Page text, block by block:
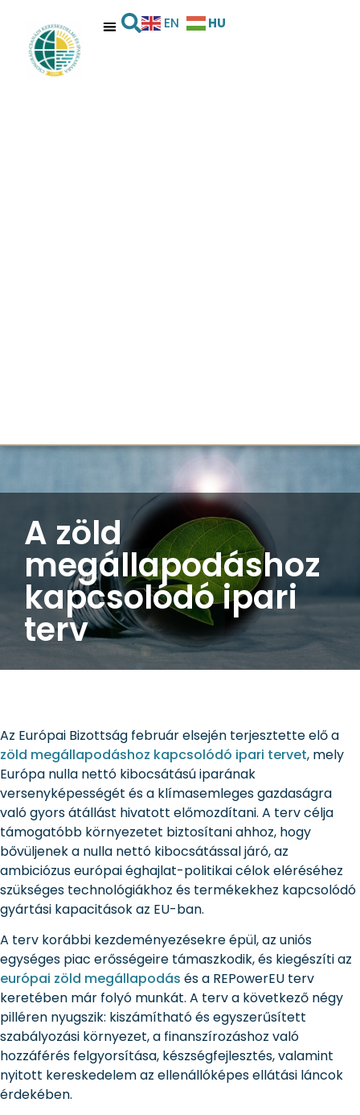
EN HU
A zöld
megállapodáshoz
kapcsolódó ipari
terv
Az Európai Bizottság február elsején terjesztette elő a
zöld megállapodáshoz kapcsolódó ipari tervet, mely
Európa nulla nettó kibocsátású iparának
versenyképességét és a klímasemleges gazdaságra
való gyors átállást hivatott előmozdítani. A terv célja
támogatóbb környezetet biztosítani ahhoz, hogy
bővüljenek a nulla nettó kibocsátással járó, az
ambiciózus európai éghajlat-politikai célok eléréséhez
szükséges technológiákhoz és termékekhez kapcsolódó
gyártási kapacitások az EU-ban.
A terv korábbi kezdeményezésekre épül, az uniós
egységes piac erősségeire támaszkodik, és kiegészíti az
európai zöld megállapodás és a REPowerEU terv
keretében már folyó munkát. A terv a következő négy
pilléren nyugszik: kiszámítható és egyszerűsített
szabályozási környezet, a finanszírozáshoz való
hozzáférés felgyorsítása, készségfejlesztés, valamint
nyitott kereskedelem az ellenállóképes ellátási láncok
érdekében.